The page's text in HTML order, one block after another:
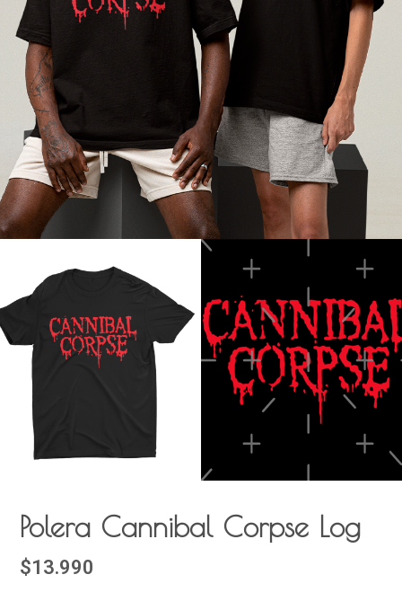
Polera Cannibal Corpse Log
$13.990